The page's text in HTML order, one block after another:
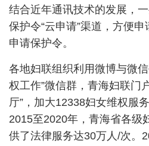
结合近年通讯技术的发展，
保护令“云申请”渠道，方便申
申请保护令。
各地妇联组织利用微博与微
权工作”微信群，青海妇联门
厅” ，加大12338妇女维权服
2015至2020年，青海省各级
供了法律服务达30万人/次。